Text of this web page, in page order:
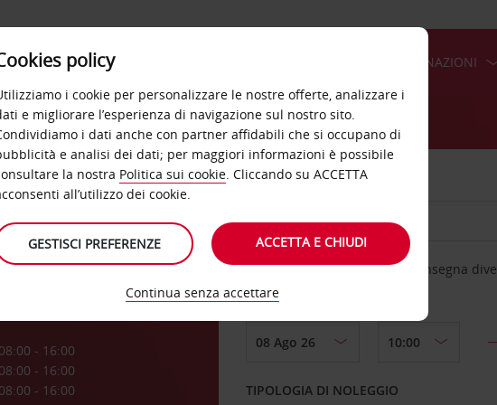
OFFERTE DESTINAZIONI
08:00 - 16:00
08:00 - 16:00
08:00 - 16:00
Scegli una località di riconsegna
DAL GIORNO
TIPOLOGIA DI NOLEGGIO
policy
i cookie per personalizzare le nostre offerte, analizzare i
e migliorare l’esperienza di navigazione sul nostro sito.
i dati anche con partner affidabili che si occupano di
e analisi dei dati; per maggiori informazioni è possibile
la nostra Politica sui cookie. Cliccando su ACCETTA
all’utilizzo dei cookie.
GESTISCI PREFERENZE ACCETTA E CHIUDI
Continua senza accettare